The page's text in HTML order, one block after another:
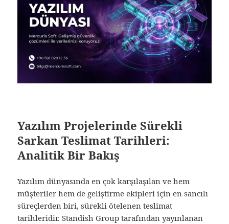
Yazılım Projelerinde Sürekli
Sarkan Teslimat Tarihleri:
Analitik Bir Bakış
Yazılım dünyasında en çok karşılaşılan ve hem
müşteriler hem de geliştirme ekipleri için en sancılı
süreçlerden biri, sürekli ötelenen teslimat
tarihleridir. Standish Group tarafından yayınlanan